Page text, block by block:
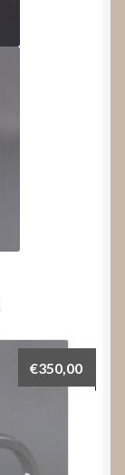
€350,00